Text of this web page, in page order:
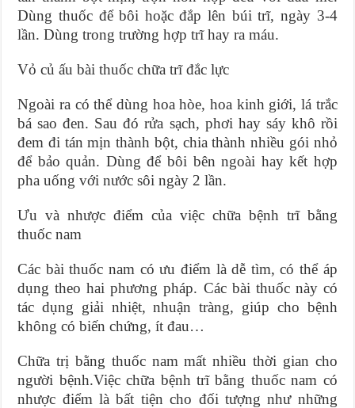
Dùng thuốc để bôi hoặc đắp lên búi trĩ, ngày 3-4
lần. Dùng trong trường hợp trĩ hay ra máu.
Vỏ củ ấu bài thuốc chữa trĩ đắc lực
Ngoài ra có thể dùng hoa hòe, hoa kinh giới, lá trắc
bá sao đen. Sau đó rửa sạch, phơi hay sáy khô rồi
đem đi tán mịn thành bột, chia thành nhiều gói nhỏ
để bảo quản. Dùng để bôi bên ngoài hay kết hợp
pha uống với nước sôi ngày 2 lần.
Ưu và nhược điểm của việc chữa bệnh trĩ bằng
thuốc nam
Các bài thuốc nam có ưu điểm là dễ tìm, có thể áp
dụng theo hai phương pháp. Các bài thuốc này có
tác dụng giải nhiệt, nhuận tràng, giúp cho bệnh
không có biến chứng, ít đau…
Chữa trị bằng thuốc nam mất nhiều thời gian cho
người bệnh.Việc chữa bệnh trĩ bằng thuốc nam có
nhược điểm là bất tiện cho đối tượng như những